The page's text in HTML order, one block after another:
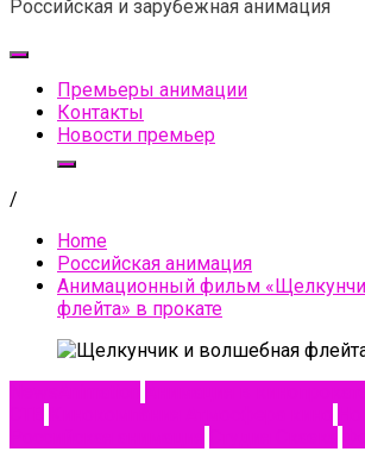
Российская и зарубежная анимация
Премьеры анимации
Контакты
Новости премьер
/
Home
Российская анимация
Анимационный фильм
флейта» в прокате